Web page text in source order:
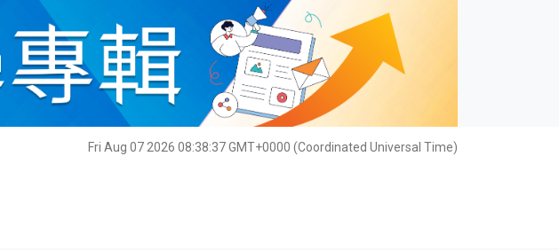
Fri Aug 07 2026 08:38:39 GMT+0000 (Coordinated Universal Time)
影片 名家榜 灼見活動 關於我們